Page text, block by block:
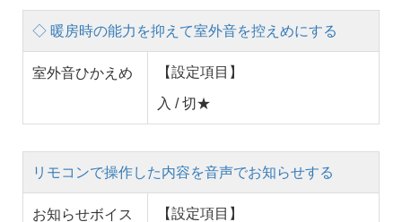
◇ 暖房時の能力を抑えて室外音を控えめにする
室外音ひかえめ 【設定項目】
入 / 切★
リモコンで操作した内容を音声でお知らせする
お知らせボイス 【設定項目】